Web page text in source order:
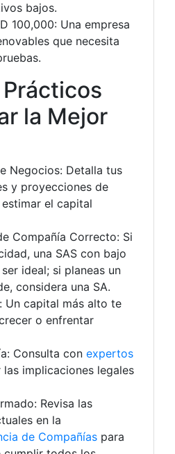
bajos.
100,000: Una empresa
que necesita
la Mejor
Negocios: Detalla tus
y proyecciones de
el capital
Compañía Correcto: Si
una SAS con bajo
ideal; si planeas un
considera una SA.
Un capital más alto te
o enfrentar
Consulta con expertos
las implicaciones legales
Revisa las
en la
de Compañías para